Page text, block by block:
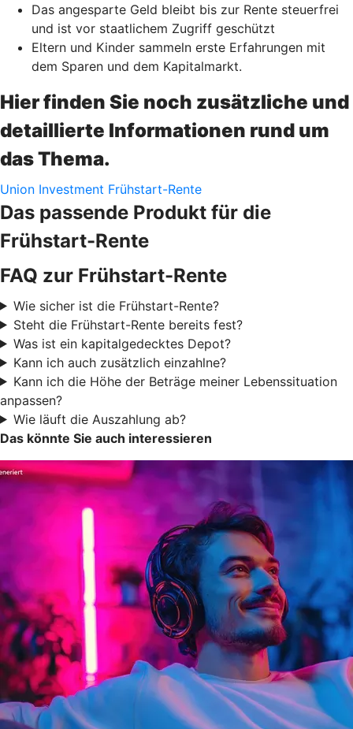
Das angesparte Geld bleibt bis zur Rente steuerfrei
und ist vor staatlichem Zugriff geschützt
Eltern und Kinder sammeln erste Erfahrungen mit
dem Sparen und dem Kapitalmarkt.
Hier finden Sie noch zusätzliche und
detaillierte Informationen rund um
das Thema.
Union Investment Frühstart-Rente
Das passende Produkt für die
Frühstart-Rente
FAQ zur Frühstart-Rente
Wie sicher ist die Frühstart-Rente?
Steht die Frühstart-Rente bereits fest?
Was ist ein kapitalgedecktes Depot?
Kann ich auch zusätzlich einzahlne?
Kann ich die Höhe der Beträge meiner Lebenssituation
anpassen?
Wie läuft die Auszahlung ab?
Das könnte Sie auch interessieren